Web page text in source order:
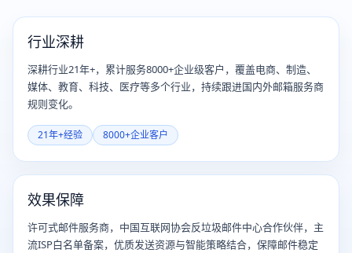
行业深耕
深耕行业21年+，累计服务8000+企业级客户，覆盖电商、制造、
媒体、教育、科技、医疗等多个行业，持续跟进国内外邮箱服务商
规则变化。
21年+经验 8000+企业客户
效果保障
许可式邮件服务商，中国互联网协会反垃圾邮件中心合作伙伴，主
流ISP白名单备案，优质发送资源与智能策略结合，保障邮件稳定